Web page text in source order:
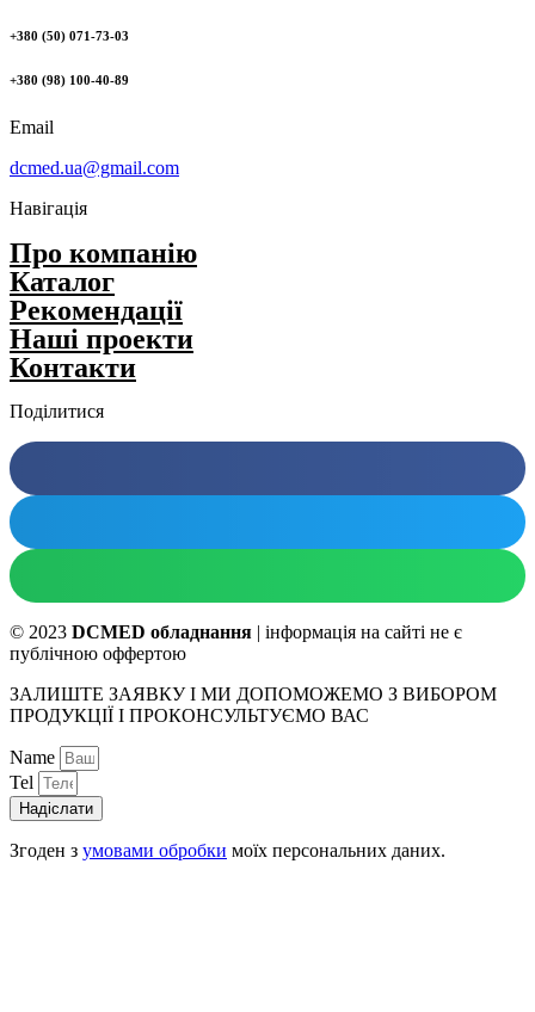
+380 (50) 071-73-03
+380 (98) 100-40-89
Email
dcmed.ua@gmail.com
Навігація
Про компанію
Каталог
Рекомендації
Нашi проекти
Контакти
Поділитися
© 2023 DCMED обладнання | інформація на сайті не є
публічною оффертою
ЗАЛИШТЕ ЗАЯВКУ І МИ ДОПОМОЖЕМО З ВИБОРОМ
ПРОДУКЦІЇ І ПРОКОНСУЛЬТУЄМО ВАС
Name
Tel
Надіслати
Згоден з умовами обробки моїх персональних даних.